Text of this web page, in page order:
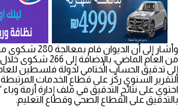
وأشار إلى أن
التقرير السنوي ركّز على قطاع الخدمات
احتوى على نتائج التدقيق في ملف إدارة أزمة وباء
بالتدقيق على القطاع الصحي وقطاع التعليم.